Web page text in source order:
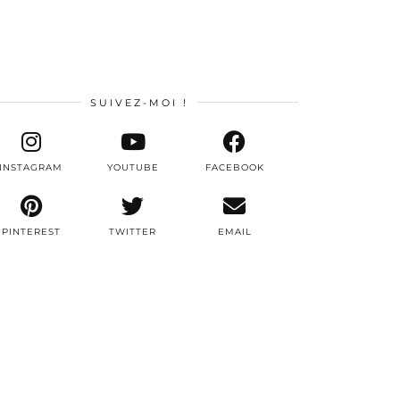
SUIVEZ-MOI !
TWITTER
INSTAGRAM FACEBOOK
PINTEREST
YOUTUBE
EMAIL